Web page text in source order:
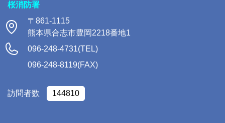
桜消防署
〒861-1115
熊本県合志市豊岡2218番地1
096-248-4731(TEL)
096-248-8119(FAX)
訪問者数 144810